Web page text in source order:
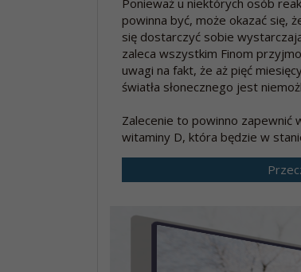
Ponieważ u niektórych osób
powinna być, może okazać się,
się dostarczyć sobie
zaleca wszystkim Finom
uwagi na fakt, że aż pięć
światła słonecznego jest
Zalecenie to powinno zapewnić
witaminy D, która będzie w